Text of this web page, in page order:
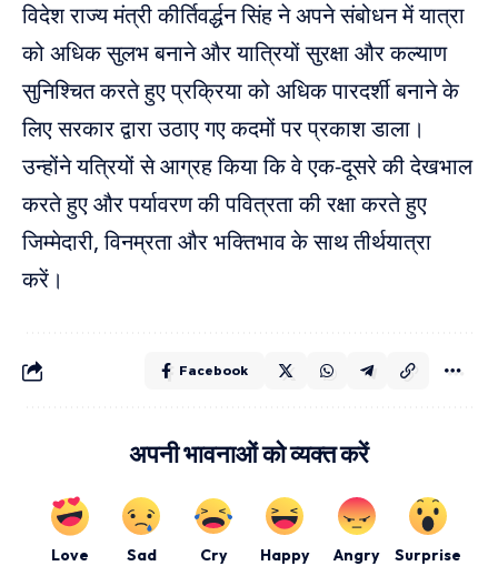
विदेश राज्य मंत्री कीर्तिवर्द्धन सिंह ने अपने संबोधन में यात्रा
को अधिक सुलभ बनाने और यात्रियों सुरक्षा और कल्याण
सुनिश्चित करते हुए प्रक्रिया को अधिक पारदर्शी बनाने के
लिए सरकार द्वारा उठाए गए कदमों पर प्रकाश डाला।
उन्होंने यत्रियों से आग्रह किया कि वे एक-दूसरे की देखभाल
करते हुए और पर्यावरण की पवित्रता की रक्षा करते हुए
जिम्मेदारी, विनम्रता और भक्तिभाव के साथ तीर्थयात्रा
करें।
Facebook
अपनी भावनाओं को व्यक्त करें
Love Sad Cry Happy Angry Surprise